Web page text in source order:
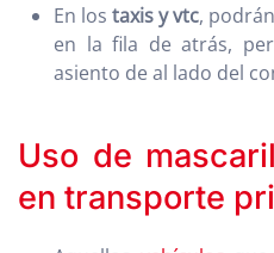
En los taxis y vtc,
en la fila de atrás,
asiento de al lado del
Uso de
en transporte